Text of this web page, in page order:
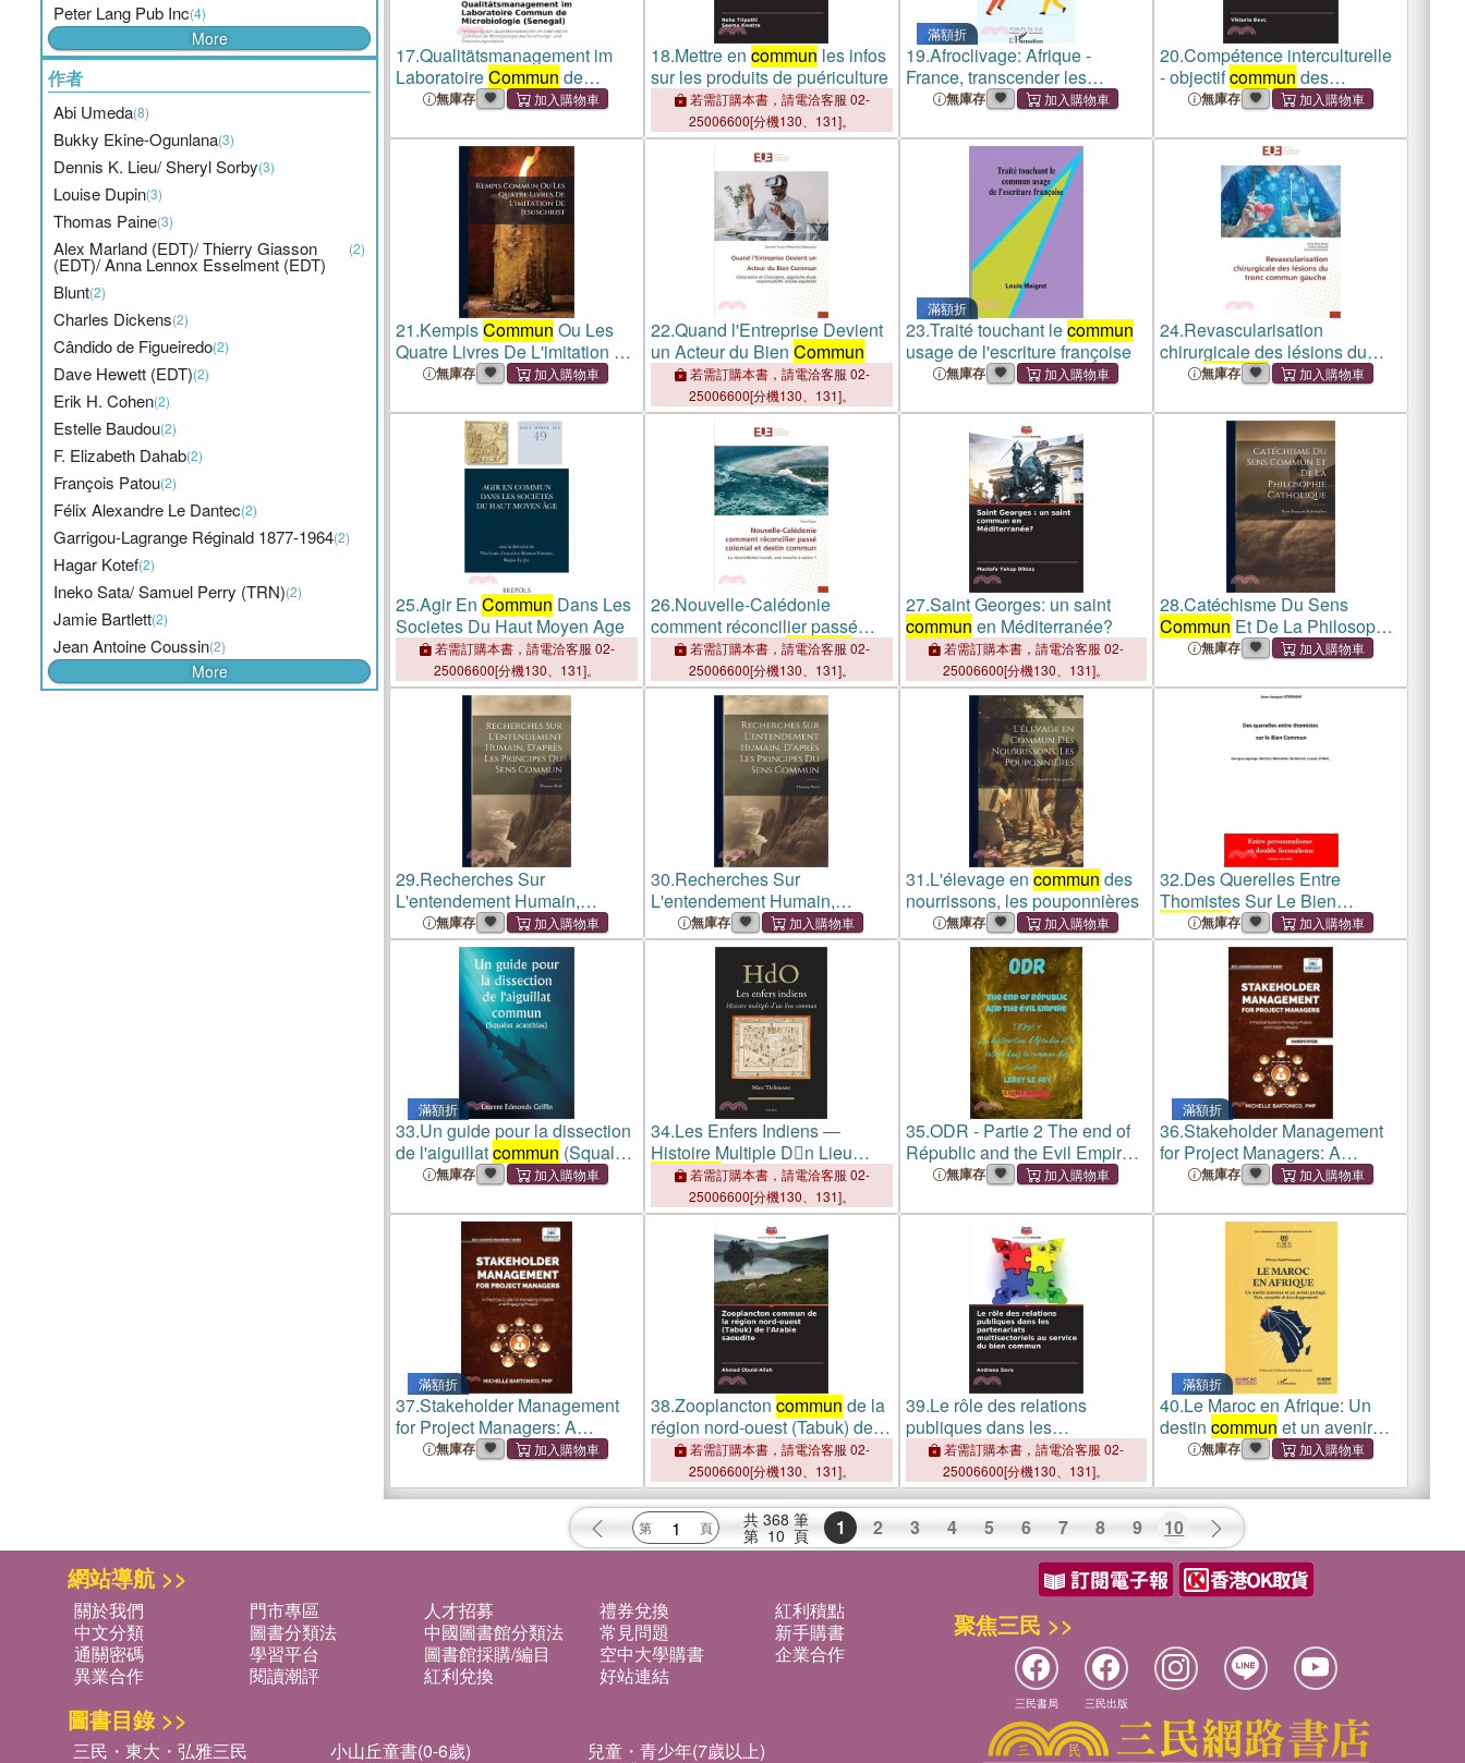
Peter Lang Pub Inc(4)
More
作者
Abi Umeda(8)
Bukky Ekine-Ogunlana(3)
Dennis K. Lieu/ Sheryl Sorby(3)
Louise Dupin(3)
Thomas Paine(3)
Alex Marland (EDT)/ Thierry Giasson
(EDT)/ Anna Lennox Esselment (EDT)
(2)
Blunt(2)
Charles Dickens(2)
Cândido de Figueiredo(2)
Dave Hewett (EDT)(2)
Erik H. Cohen(2)
Estelle Baudou(2)
F. Elizabeth Dahab(2)
François Patou(2)
Félix Alexandre Le Dantec(2)
Garrigou-Lagrange Réginald 1877-1964(2)
Hagar Kotef(2)
Ineko Sata/ Samuel Perry (TRN)(2)
Jamie Bartlett(2)
Jean Antoine Coussin(2)
More
17.Qualitätsmanagement im
LaboratoireCommun de
Microbiologie (Senegal)
無庫存
18.Mettre en commun les infos
sur les produits de puériculture
若需訂購本書，請電洽客服 02-
25006600[分機130、131]。
滿額折
19.Afroclivage: Afrique -
France, transcender les
ambivalences pour un destin
無庫存
20.Compétence interculturelle
- objectifcommun des
formations et du coaching
無庫存
21.KempisCommun Ou Les
Quatre Livres De L'imitation De
Jesuschrist
無庫存
22.Quand l'Entreprise Devient
un Acteur du Bien Commun
若需訂購本書，請電洽客服 02-
25006600[分機130、131]。
滿額折
23.Traité touchant lecommun
usage de l'escriture françoise
無庫存
24.Revascularisation
chirurgicale des lésions du
tronccommungauche
無庫存
25.Agir En Commun Dans Les
Societes Du Haut Moyen Age
若需訂購本書，請電洽客服 02-
25006600[分機130、131]。
26.Nouvelle-Calédonie
comment réconcilier passé
colonial et destincommun
若需訂購本書，請電洽客服 02-
25006600[分機130、131]。
27.Saint Georges: un saint
commun en Méditerranée?
若需訂購本書，請電洽客服 02-
25006600[分機130、131]。
28.Catéchisme Du Sens
Commun Et De La Philosophie
Catholique
無庫存
29.Recherches Sur
L'entendement Humain,
D'après Les Principes Du
SensCommun
無庫存
30.Recherches Sur
L'entendement Humain,
D'après Les Principes Du
SensCommun
無庫存
31.L'élevage en commun des
nourrissons, les pouponnières
無庫存
32.Des Querelles Entre
Thomistes Sur Le Bien
Commun
無庫存
滿額折
33.Un guide pour la dissection
de l'aiguillatcommun (Squalus
acanthias )
無庫存
34.Les Enfers Indiens ―
Histoire Multiple Dn Lieu
Commun
若需訂購本書，請電洽客服 02-
25006600[分機130、131]。
35.ODR - Partie 2 The end of
Républic and the Evil Empire -
Tome 4: La destruction de
lecommundes mortels
無庫存
滿額折
36.Stakeholder Management
for Project Managers: A
Practical Guide for Managing
Learn stakeholder
engagement, mapping,
無庫存
滿額折
37.Stakeholder Management
for Project Managers: A
Practical Guide for Managing
Learn stakeholder
engagement, mapping,
無庫存
38.Zooplancton commun de la
région nord-ouest (Tabuk) de
l'Arabie saoudite
若需訂購本書，請電洽客服 02-
25006600[分機130、131]。
39.Le rôle des relations
publiques dans les
partenariats multisectoriels au
service du biencommun
若需訂購本書，請電洽客服 02-
25006600[分機130、131]。
滿額折
40.Le Maroc en Afrique: Un
destincommun et un avenir
partagé. Paix, sécurité et
無庫存
共 368 筆
第 10 頁 1 2 3 4 5 6 7 8 9 10
網站導航 >>
關於我們 門市專區 人才招募 禮券兌換
紅利積點
中文分類
圖書分類法 中國圖書館分類法 常見問題
新手購書
通關密碼
學習平台 圖書館採購/編目 空中大學購書
企業合作
異業合作
閱讀潮評 紅利兌換 好站連結
圖書目錄 >>
三民・東大・弘雅三民 小山丘童書(0-6歲) 兒童・青少年(7歲以上)
聚焦三民 >>
三民書局 三民出版